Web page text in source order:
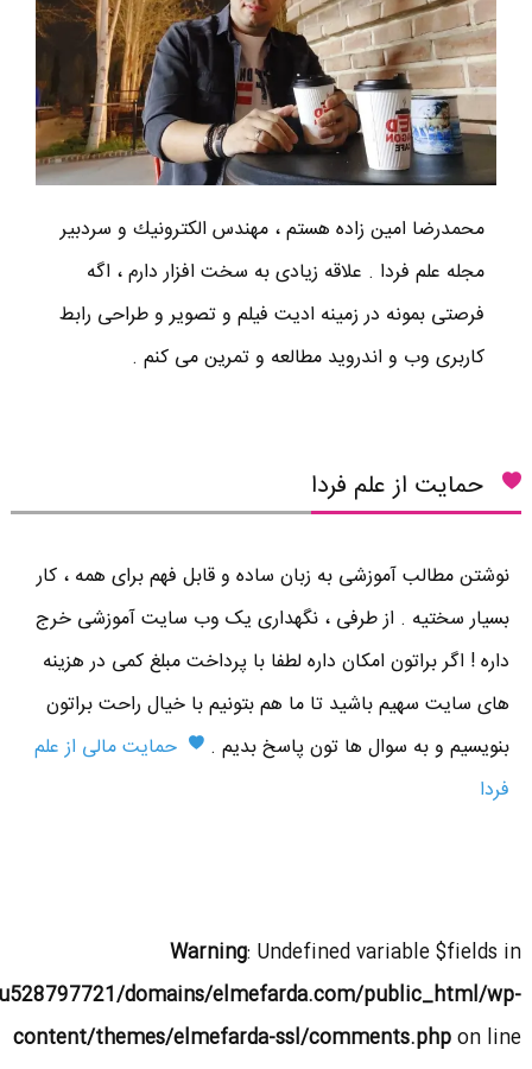
محمدرضا امين زاده هستم ، مهندس الكترونيك و سردبير
مجله علم فردا . علاقه زیادی به سخت افزار دارم ، اگه
فرصتی بمونه در زمینه ادیت فیلم و تصویر و طراحی رابط
کاربری وب و اندروید مطالعه و تمرین می کنم .
حمایت از علم فردا
نوشتن مطالب آموزشی به زبان ساده و قابل فهم برای همه ، کار
بسیار سختیه . از طرفی ، نگهداری یک وب سایت آموزشی خرج
داره ! اگر براتون امکان داره لطفا با پرداخت مبلغ کمی در هزینه
های سایت سهیم باشید تا ما هم بتونیم با خیال راحت براتون
بنویسیم و به سوال ها تون پاسخ بدیم .
حمایت مالی از علم
فردا
Warning: Undefined variable $fields in
domains/elmefarda.com/public_html/wp-
content/themes/elmefarda-ssl/comments.phpon line